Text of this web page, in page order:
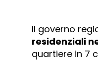
Il governo
residenziali
quartiere in 7